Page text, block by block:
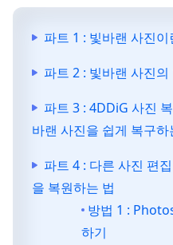
파트 1 : 빛바랜 사진이
파트 2 : 빛바랜 사진의
파트 3 : 4DDiG 사진
바랜 사진을 쉽게 복구하
파트 4 : 다른 사진 편
을 복원하는 법
방법 1 :
하기